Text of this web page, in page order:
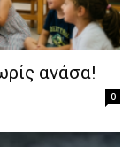
ανάσα!
0